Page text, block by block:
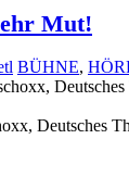
Mut!
BÜHNE,
Deutsches